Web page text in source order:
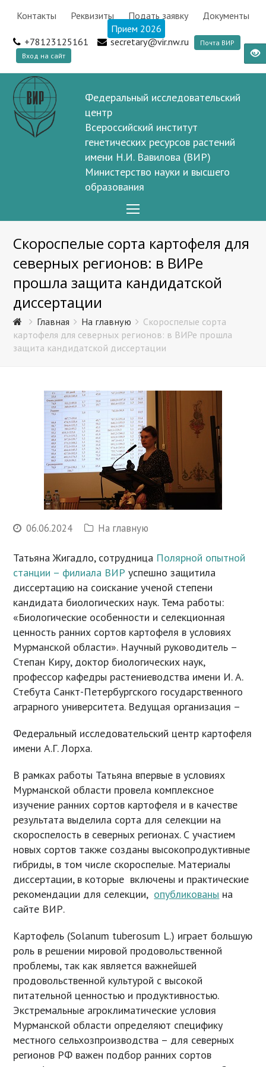
Контакты Реквизиты Подать заявку
Документы
Прием 2026
+78123125161
secretary@vir.nw.ru
Почта ВИР
Вход на сайт
Федеральный исследовательский
центр
Всероссийский институт
генетических ресурсов растений
имени Н.И. Вавилова (ВИР)
Министерство науки и высшего
образования
Menu
Скороспелые сорта картофеля для
северных регионов: в ВИРе
прошла защита кандидатской
диссертации
Главная На главную
Скороспелые сорта
картофеля для северных регионов: в ВИРе прошла
защита кандидатской диссертации
06.06.2024 На главную
Татьяна Жигадло, сотрудница Полярной опытной
станции – филиала ВИР успешно защитила
диссертацию на соискание ученой степени
кандидата биологических наук. Тема работы:
«Биологические особенности и селекционная
ценность ранних сортов картофеля в условиях
Мурманской области». Научный руководитель –
Степан Киру, доктор биологических наук,
профессор кафедры растениеводства имени И. А.
Стебута Санкт-Петербургского государственного
аграрного университета. Ведущая организация –
Федеральный исследовательский центр картофеля
имени А.Г. Лорха.
В рамках работы Татьяна впервые в условиях
Мурманской области провела комплексное
изучение ранних сортов картофеля и в качестве
результата выделила сорта для селекции на
скороспелость в северных регионах. С участием
новых сортов также созданы высокопродуктивные
гибриды, в том числе скороспелые. Материалы
диссертации, в которые включены и практические
рекомендации для селекции, опубликованы на
сайте ВИР.
Картофель (Solanum tuberosum L.) играет большую
роль в решении мировой продовольственной
проблемы, так как является важнейшей
продовольственной культурой с высокой
питательной ценностью и продуктивностью.
Экстремальные агроклиматические условия
Мурманской области определяют специфику
местного сельхозпроизводства – для северных
регионов РФ важен подбор ранних сортов